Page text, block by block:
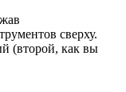
сверху.
(второй, как вы